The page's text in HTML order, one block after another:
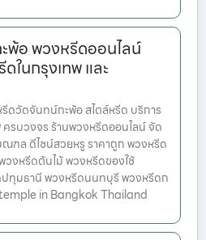
พ้อ พวงหรีดออนไลน์
ในกรุงเทพ และ
วัดจันทน์กะพ้อ สไตล์หรีด บริการ
รบวงจร ร้านพวงหรีดออนไลน์ จัด
ณฑล ดีไซน์สวยหรู ราคาถูก พวงหรีด
งหรีดต้นไม้ พวงหรีดของใช้
ปทุมธานี พวงหรีดนนทบุรี พวงหรีดก
in Bangkok Thailand